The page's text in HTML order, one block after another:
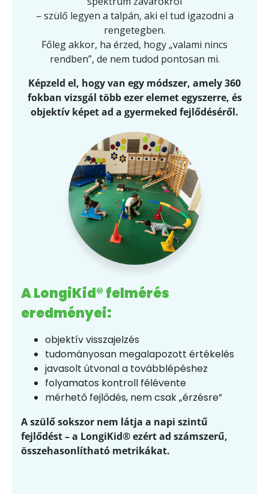
– szülő legyen a talpán, aki el tud igazodni a
rengetegben.
Főleg akkor, ha érzed, hogy „valami nincs
rendben”, de nem tudod pontosan mi.
Képzeld el, hogy van egy módszer, amely 360
fokban vizsgál több ezer elemet egyszerre, és
objektív képet ad a gyermeked fejlődéséről.
A LongiKid® felmérés
eredményei:
objektív visszajelzés
tudományosan megalapozott értékelés
javasolt útvonal a továbblépéshez
folyamatos kontroll félévente
mérhető fejlődés, nem csak „érzésre”
A szülő sokszor nem látja a napi szintű
fejlődést – a LongiKid® ezért ad számszerű,
összehasonlítható metrikákat.